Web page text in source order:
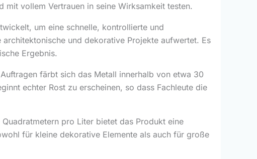
mit vollem Vertrauen in seine Wirksamkeit testen.
um eine schnelle, kontrollierte und
und dekorative Projekte aufwertet. Es
Ergebnis.
färbt sich das Metall innerhalb von etwa 30
echter Rost zu erscheinen, so dass Fachleute die
pro Liter bietet das Produkt eine
für kleine dekorative Elemente als auch für große